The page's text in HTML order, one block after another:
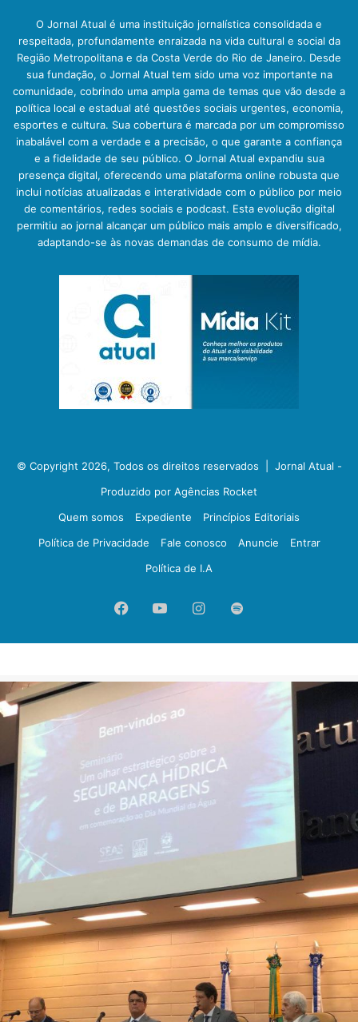
O Jornal Atual é uma instituição jornalística consolidada e
respeitada, profundamente enraizada na vida cultural e social da
Região Metropolitana e da Costa Verde do Rio de Janeiro. Desde
sua fundação, o Jornal Atual tem sido uma voz importante na
comunidade, cobrindo uma ampla gama de temas que vão desde a
política local e estadual até questões sociais urgentes, economia,
esportes e cultura. Sua cobertura é marcada por um compromisso
inabalável com a verdade e a precisão, o que garante a confiança
e a fidelidade de seu público. O Jornal Atual expandiu sua
presença digital, oferecendo uma plataforma online robusta que
inclui notícias atualizadas e interatividade com o público por meio
de comentários, redes sociais e podcast. Esta evolução digital
permitiu ao jornal alcançar um público mais amplo e diversificado,
adaptando-se às novas demandas de consumo de mídia.
© Copyright 2026, Todos os direitos reservados | Jornal Atual -
Produzido por Agências Rocket
Quem somos
Expediente
Princípios Editoriais
Política de Privacidade
Fale conosco Anuncie
Entrar
Política de I.A
FacebookYouTubeInstagram
Spotify